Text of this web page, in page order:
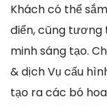
Khách có thể
điển, cũng
minh sáng tạo.
& dịch Vụ cấu
tạo ra các bó